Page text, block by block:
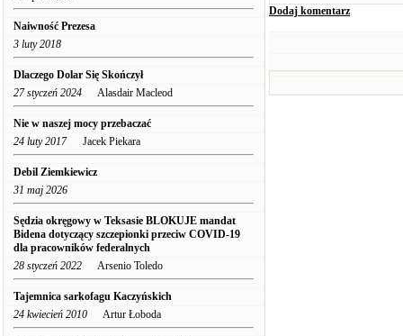
Naiwność Prezesa
3 luty 2018
Dlaczego Dolar Się Skończył
27 styczeń 2024 Alasdair Macleod
Nie w naszej mocy przebaczać
24 luty 2017Jacek Piekara
Debil Ziemkiewicz
31 maj 2026
Sędzia okręgowy w Teksasie BLOKUJE mandat
Bidena dotyczący szczepionki przeciw COVID-19
dla pracowników federalnych
28 styczeń 2022 Arsenio Toledo
Tajemnica sarkofagu Kaczyńskich
24 kwiecień 2010 Artur Łoboda
Dodaj komentarz